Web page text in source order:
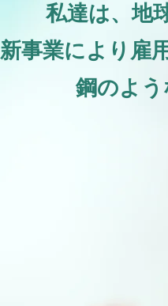
私達は、地
新事業により雇
鋼のよ